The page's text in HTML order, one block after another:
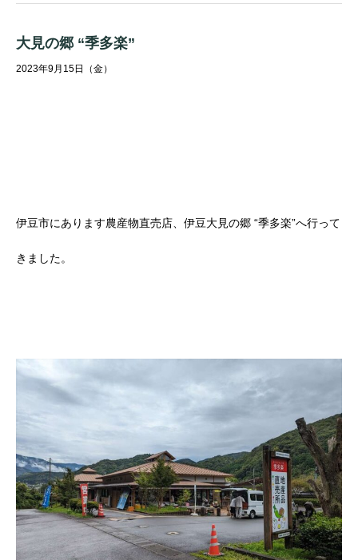
大見の郷 “季多楽”
2023年9月15日（金）
伊豆市にあります農産物直売店、伊豆大見の郷 “季多楽”へ行って
きました。